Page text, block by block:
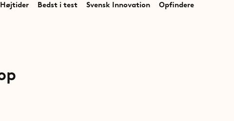
Højtider Bedst i test Svensk Innovation Opfindere